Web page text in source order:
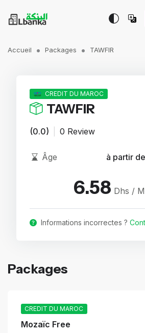
Accueil Packages TAWFIR
CREDIT DU MAROC
TAWFIR
(0.0) 0 Review
Âge à partir
6.58 Dhs /
Informations incorrectes ?
Packages
CREDIT DU MAROC
Mozaïc Free